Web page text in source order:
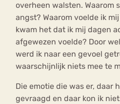
overheen walsten. Waarom
angst? Waarom voelde ik
kwam het dat ik mij dagen
afgewezen voelde? Door
werd ik naar een gevoel
waarschijnlijk niets mee te
Die emotie die was er, daar
gevraagd en daar kon ik